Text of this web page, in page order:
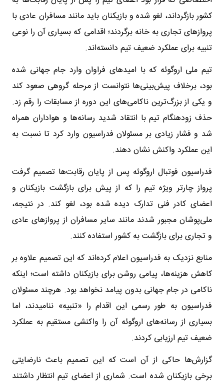
کشور بازگرداند، لغو شده و بازیکنان باید مانند مسافران عادی با
پروازهای تجاری به خانه برگردند؛ اقدامی که بسیاری آن را نوعی
تنبیه برای عملکرد ضعیف تیم دانسته‌اند.
تیم ملی اروگوئه که با امیدهای فراوان وارد جام جهانی شده
بود، برخلاف پیش‌بینی‌ها نتوانست از مرحله گروهی صعود کند
و یکی از بزرگ‌ترین ناکامی‌های این دوره از مسابقات را رقم زد.
حذف زودهنگام تیم با انتقاد شدید رسانه‌ها و هواداران همراه
شد و فشار زیادی بر مسئولان فدراسیون وارد کرد تا نسبت به
این عملکرد واکنش نشان دهند.
فدراسیون فوتبال اروگوئه پس از پایان رقابت‌ها تصمیم گرفت
پرواز چارتر ویژه تیم را که از پیش برای بازگشت بازیکنان و
اعضای کادر فنی تدارک دیده شده بود، لغو کند. در نتیجه،
ملی‌پوشان مجبور شدند مانند سایر مسافران از پروازهای عادی
و تجاری برای بازگشت به کشور استفاده کنند.
منابع نزدیک به فدراسیون اعلام کرده‌اند که این تصمیم علاوه بر
کاهش هزینه‌ها، پیامی روشن برای بازیکنان داشته است؛ اینکه
ناکامی در جام جهانی بدون پیامد نخواهد بود. هرچند مسئولان
فدراسیون به طور رسمی این اقدام را «تنبیه» ننامیدند، اما
بسیاری از رسانه‌های اروگوئه آن را واکنشی مستقیم به عملکرد
ضعیف تیم ارزیابی کردند.
گزارش‌ها حاکی از آن است که این تصمیم باعث نارضایتی
برخی بازیکنان شده است. شماری از اعضای تیم انتظار داشتند